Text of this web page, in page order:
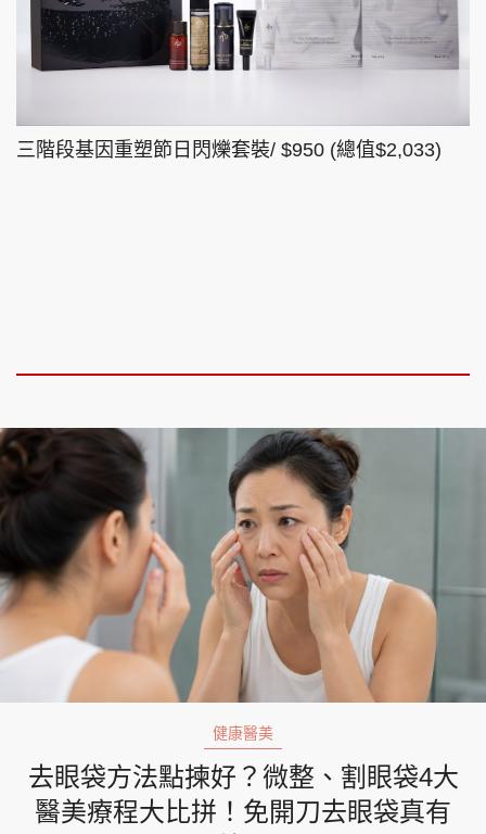
三階段基因重塑節日閃爍套裝/ $950 (總值$2,033)
健康醫美
去眼袋方法點揀好？微整、割眼袋4大
醫美療程大比拼！免開刀去眼袋真有